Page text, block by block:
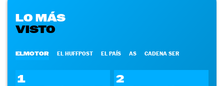
LO MÁS
VISTO
ELMOTOR EL HUFFPOST EL PAÍS AS CADENA SER
1 2